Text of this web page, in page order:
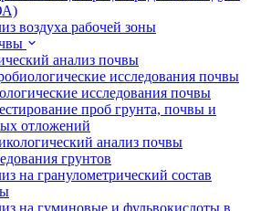
воздуха рабочей зоны
анализ почвы
исследования почвы
исследования почвы
проб грунта, почвы и
отложений
анализ почвы
грунтов
на гранулометрический состав
на гуминовые и фульвокислоты в